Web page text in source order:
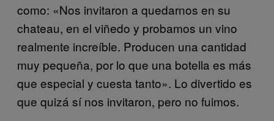
como: «Nos invitaron a quedarnos en su
chateau, en el viñedo y probamos un vino
realmente increíble. Producen una cantidad
muy pequeña, por lo que una botella es más
que especial y cuesta tanto». Lo divertido es
que quizá sí nos invitaron, pero no fuimos.